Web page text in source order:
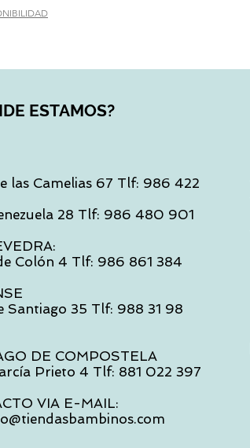
ESTAMOS?
las Camelias 67 Tlf: 986 422
28 Tlf: 986 480 901
Colón 4 Tlf: 986 861 384
Santiago 35 Tlf: 988 31 98
DE COMPOSTELA
Prieto 4 Tlf: 881 022 397
VIA E-MAIL: